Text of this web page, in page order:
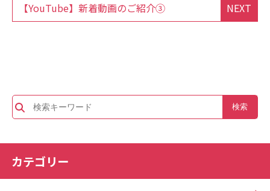
NEXT
【YouTube】新着動画のご紹介③
カテゴリー